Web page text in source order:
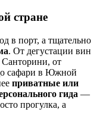
стране
в порт, а тщательно
. От дегустации вин
Санторини, от
сафари в Южной
приватные или
гида —
прогулка, а